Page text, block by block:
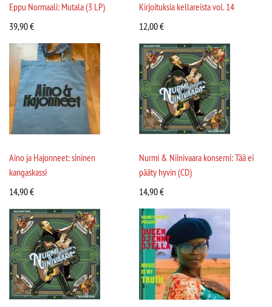
Eppu Normaali: Mutala (3 LP)
39,90€
Kirjoituksia kellareista vol. 14
12,00€
Aino ja Hajonneet: sininen
kangaskassi
14,90€
Nurmi & Niinivaara konserni: Tää ei
pääty hyvin (CD)
14,90€